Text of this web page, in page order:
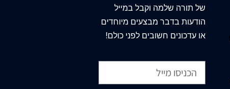
של תורה שלמה וקבל במייל
הודעות בדבר מבצעים מיוחדים
או עדכונים חשובים לפני כולם!